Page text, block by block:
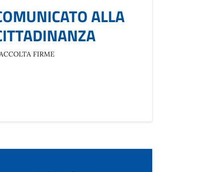
ALLA
FIRME